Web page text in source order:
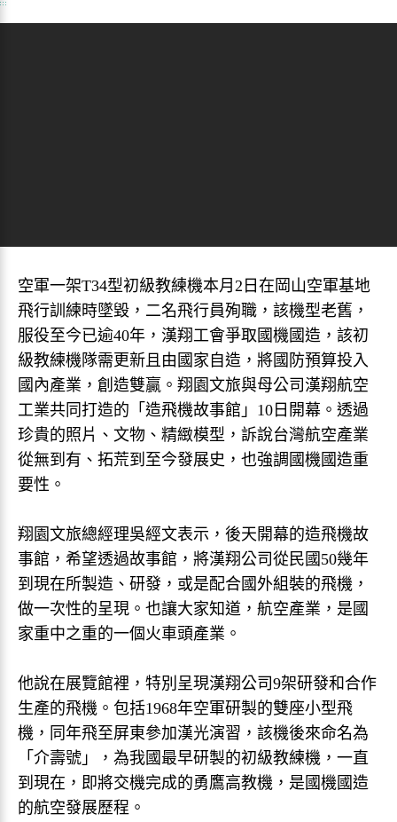
空軍一架T34型初級教練機本月2日在岡山空軍基地
飛行訓練時墜毀，二名飛行員殉職，該機型老舊，
服役至今已逾40年，漢翔工會爭取國機國造，該初
級教練機隊需更新且由國家自造，將國防預算投入
國內產業，創造雙贏。翔園文旅與母公司漢翔航空
工業共同打造的「造飛機故事館」10日開幕。透過
珍貴的照片、文物、精緻模型，訴說台灣航空產業
從無到有、拓荒到至今發展史，也強調國機國造重
要性。
翔園文旅總經理吳經文表示，後天開幕的造飛機故
事館，希望透過故事館，將漢翔公司從民國50幾年
到現在所製造、研發，或是配合國外組裝的飛機，
做一次性的呈現。也讓大家知道，航空產業，是國
家重中之重的一個火車頭產業。
他說在展覽館裡，特別呈現漢翔公司9架研發和合作
生產的飛機。包括1968年空軍研製的雙座小型飛
機，同年飛至屏東參加漢光演習，該機後來命名為
「介壽號」，為我國最早研製的初級教練機，一直
到現在，即將交機完成的勇鷹高教機，是國機國造
的航空發展歷程。